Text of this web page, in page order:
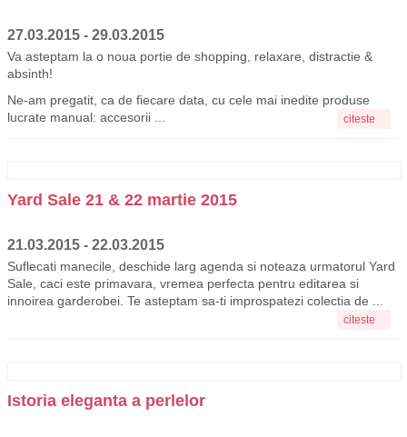
27.03.2015 - 29.03.2015
Va asteptam la o noua portie de shopping, relaxare, distractie &
absinth!
Ne-am pregatit, ca de fiecare data, cu cele mai inedite produse
lucrate manual: accesorii ...
citeste
Yard Sale 21 & 22 martie 2015
21.03.2015 - 22.03.2015
Suflecati manecile, deschide larg agenda si noteaza urmatorul Yard
Sale, caci este primavara, vremea perfecta pentru editarea si
innoirea garderobei. Te asteptam sa-ti improspatezi colectia de ...
citeste
Istoria eleganta a perlelor